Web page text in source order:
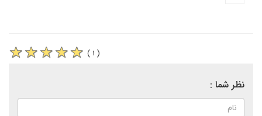
( ۱ )
نظر شما :